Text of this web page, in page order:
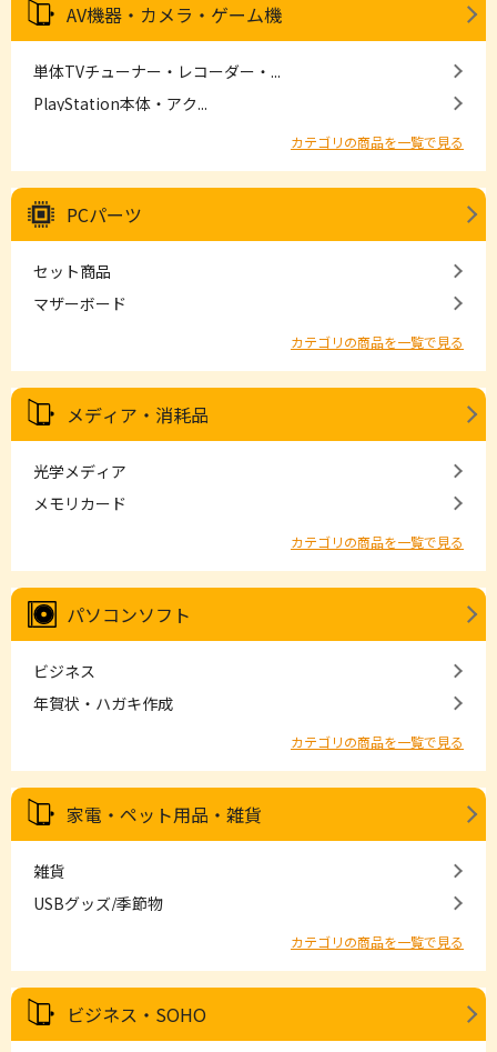
AV機器・カメラ・ゲーム機
単体TVチューナー・レコーダー・...
PlayStation本体・アク...
カテゴリの商品を一覧で見る
PCパーツ
セット商品
マザーボード
カテゴリの商品を一覧で見る
メディア・消耗品
光学メディア
メモリカード
カテゴリの商品を一覧で見る
パソコンソフト
ビジネス
年賀状・ハガキ作成
カテゴリの商品を一覧で見る
家電・ペット用品・雑貨
雑貨
USBグッズ/季節物
カテゴリの商品を一覧で見る
ビジネス・SOHO